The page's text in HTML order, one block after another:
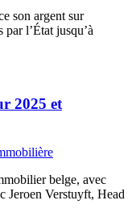
son argent sur
par l’État jusqu’à
2025 et
belge, avec
Jeroen Verstuyft, Head